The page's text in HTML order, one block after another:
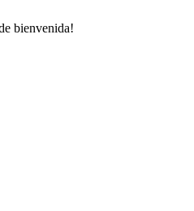
bienvenida!